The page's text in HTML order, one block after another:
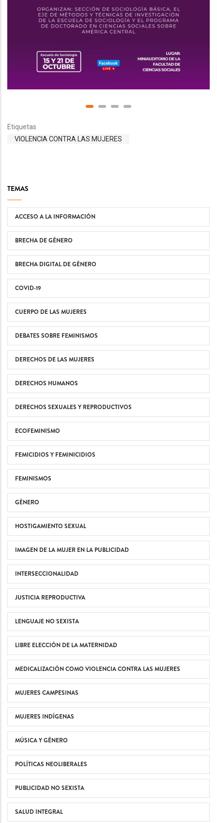
Etiquetas
VIOLENCIA CONTRA LAS MUJERES
TEMAS
ACCESO A LA INFORMACIÓN
BRECHA DE GÉNERO
BRECHA DIGITAL DE GÉNERO
COVID-19
CUERPO DE LAS MUJERES
DEBATES SOBRE FEMINISMOS
DERECHOS DE LAS MUJERES
DERECHOS HUMANOS
DERECHOS SEXUALES Y REPRODUCTIVOS
ECOFEMINISMO
FEMICIDIOS Y FEMINICIDIOS
FEMINISMOS
GÉNERO
HOSTIGAMIENTO SEXUAL
IMAGEN DE LA MUJER EN LA PUBLICIDAD
INTERSECCIONALIDAD
JUSTICIA REPRODUCTIVA
LENGUAJE NO SEXISTA
LIBRE ELECCIÓN DE LA MATERNIDAD
MEDICALIZACIÓN COMO VIOLENCIA CONTRA LAS MUJERES
MUJERES CAMPESINAS
MUJERES INDÍGENAS
MÚSICA Y GÉNERO
POLÍTICAS NEOLIBERALES
PUBLICIDAD NO SEXISTA
SALUD INTEGRAL